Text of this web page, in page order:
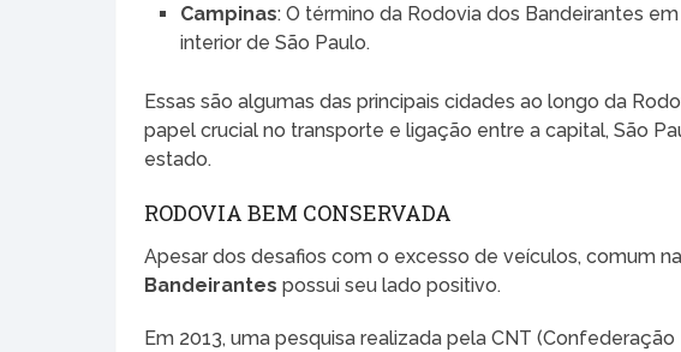
Campinas: O término da Rodovia dos Bandeirantes
interior de São Paulo.
Essas são algumas das principais cidades ao longo da
papel crucial no transporte e ligação entre a capital, São
estado.
RODOVIA BEM CONSERVADA
Apesar dos desafios com o excesso de veículos, comum
Bandeirantes possui seu lado positivo.
Em 2013, uma pesquisa realizada pela CNT